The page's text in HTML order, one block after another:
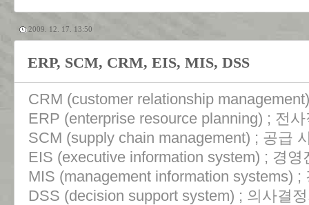
2009. 12. 17. 13:50
ERP, SCM, CRM, EIS, MIS, DSS
CRM (customer relationship
ERP (enterprise resource planning) ; 전
SCM (supply chain management) ; 공급
EIS (executive information system) ; 경
MIS (management information systems) ;
DSS (decision support system) ; 의사결